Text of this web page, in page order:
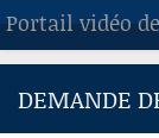
Portail vidéo
ACCUEIL
DEMANDE